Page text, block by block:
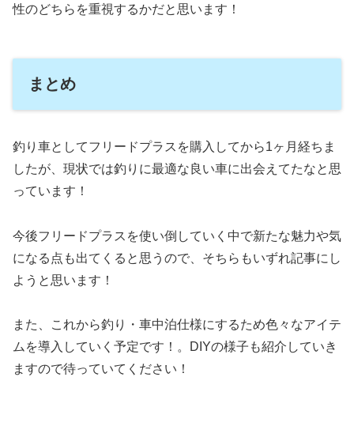
性のどちらを重視するかだと思います！
まとめ
釣り車としてフリードプラスを購入してから1ヶ月経ちま
したが、現状では釣りに最適な良い車に出会えてたなと思
っています！
今後フリードプラスを使い倒していく中で新たな魅力や気
になる点も出てくると思うので、そちらもいずれ記事にし
ようと思います！
また、これから釣り・車中泊仕様にするため色々なアイテ
ムを導入していく予定です！。DIYの様子も紹介していき
ますので待っていてください！